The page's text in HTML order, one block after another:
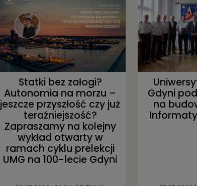
Statki bez załogi?
Autonomia na morzu –
jeszcze przyszłość czy już
teraźniejszość?
Zapraszamy na kolejny
wykład otwarty w
ramach cyklu prelekcji
UMG na 100-lecie Gdyni
Gdyni
na